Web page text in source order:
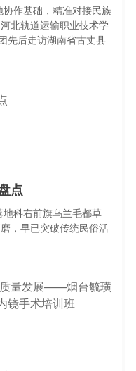
作基础，精准对接民族
北轨道运输职业技术学
先后走访湖南省古丈县
点
科右前旗乌兰毛都草
，早已突破传统民俗活